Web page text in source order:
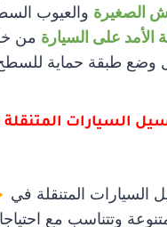
الصغيرة والعيوب
على السيارة من
وضع طبقة حماية
السيارات
المتنقلة في
وتتناسب مع